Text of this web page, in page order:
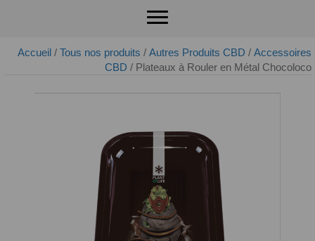
Accueil / Tous nos produits / Autres Produits CBD / Accessoires
CBD / Plateaux à Rouler en Métal Chocoloco